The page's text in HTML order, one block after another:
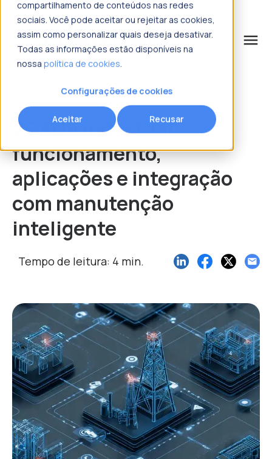
compartilhamento de conteúdos nas redes
sociais. Você pode aceitar ou rejeitar as cookies,
assim como personalizar quais deseja desativar.
Todas as informações estão disponíveis na
nossa política de cookies.
Configurações de cookies
Aceitar Recusar
menu
o que procura?
SCADA industrial:
funcionamento,
aplicações e integração
com manutenção
inteligente
Tempo de leitura: 4 min.